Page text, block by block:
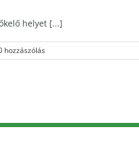
helyet [...]
hozzászólás